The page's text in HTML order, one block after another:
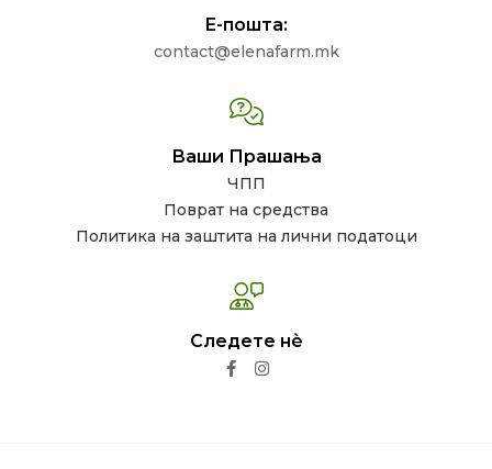
Е-пошта:
contact@elenafarm.mk
Ваши Прашања
ЧПП
Поврат на средства
Политика на заштита на лични податоци
Следете нѐ